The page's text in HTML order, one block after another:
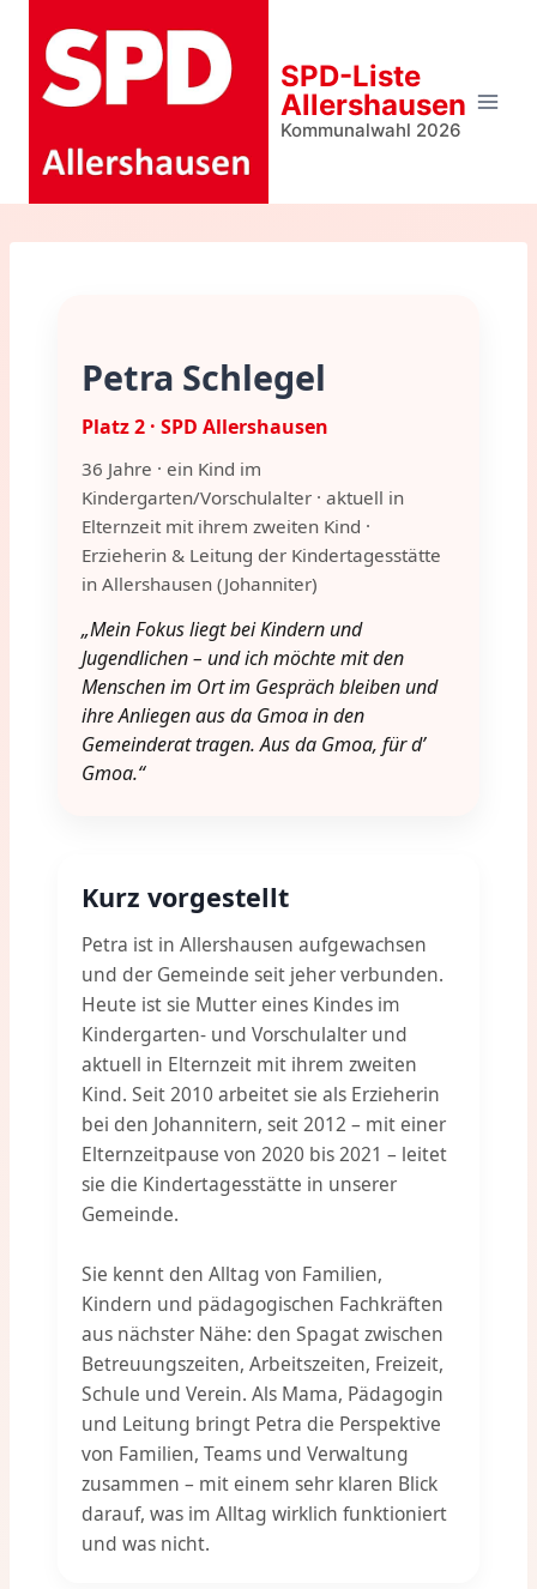
Inhalt
springen
SPD-Liste
Allershausen
Kommunalwahl 2026
Petra Schlegel
Platz 2 · SPD Allershausen
36 Jahre · ein Kind im
Kindergarten/Vorschulalter · aktuell in
Elternzeit mit ihrem zweiten Kind ·
Erzieherin & Leitung der Kindertagesstätte
in Allershausen (Johanniter)
„Mein Fokus liegt bei Kindern und
Jugendlichen – und ich möchte mit den
Menschen im Ort im Gespräch bleiben und
ihre Anliegen aus da Gmoa in den
Gemeinderat tragen. Aus da Gmoa, für d’
Gmoa.“
Kurz vorgestellt
Petra ist in Allershausen aufgewachsen
und der Gemeinde seit jeher verbunden.
Heute ist sie Mutter eines Kindes im
Kindergarten- und Vorschulalter und
aktuell in Elternzeit mit ihrem zweiten
Kind. Seit 2010 arbeitet sie als Erzieherin
bei den Johannitern, seit 2012 – mit einer
Elternzeitpause von 2020 bis 2021 – leitet
sie die Kindertagesstätte in unserer
Gemeinde.
Sie kennt den Alltag von Familien,
Kindern und pädagogischen Fachkräften
aus nächster Nähe: den Spagat zwischen
Betreuungszeiten, Arbeitszeiten, Freizeit,
Schule und Verein. Als Mama, Pädagogin
und Leitung bringt Petra die Perspektive
von Familien, Teams und Verwaltung
zusammen – mit einem sehr klaren Blick
darauf, was im Alltag wirklich funktioniert
und was nicht.